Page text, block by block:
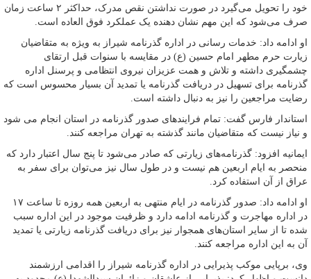
خود را تحویل می‌گیرد در صورت نداشتن نقص مدرک، حداکثر ۲ ساعت زمان
صرف می‌شود که این مهم نشان دهنده یک عملکرد فوق العاده است.
او ادامه داد: خدمات رسانی در اداره گذرنامه شیراز به ویژه به متقاضیان
زیارت حرم مطهر امام حسین (ع) در مقایسه با سنوات قبل ارتقای
چشمگیری داشته و تلاش و همت عزیزان نیروی انتظامی و پرسنل اداره
گذرنامه برای تسهیل در دریافت گذرنامه یا تمدید آن بسیار محسوس است که
رضایت مراجعین را نیز به دنبال داشته است.
استاندار فارس گفت: تمام فرایندهای صدور گذرنامه در استان انجام می شود
و نیاز نیست که متقاضیان مانند گذشته به تهران مراجعه کنند.
ایمانیه افزود: گذرنامه‌های زیارتی که صادر می‌شود تا پنج سال اعتبار دارد که
منحصر به ایام اربعین هم نیست و در طول سال نیز می‌توان برای سفر به
عراق از آن استفاده کرد.
او ادامه داد: صدور گذرنامه در ایام منتهی به اربعین همه روزه تا ساعت ۱۷
در اداره مهاجرت و گذرنامه ادامه دارد و ظرفیت موجود در این اداره سبب
شده تا از سایر استان‌های همجوار نیز برای دریافت گذرنامه زیارتی یا تمدید
آن به این اداره مراجعه کنند.
وی، برپایی موکب پذیرایی در اداره گذرنامه شیراز را اقدامی ارزشمند